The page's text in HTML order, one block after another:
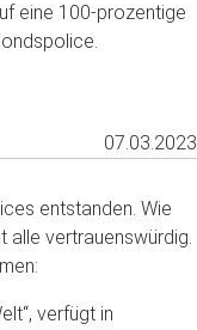
eine 100-prozentige
07.03.2023
entstanden. Wie
alle vertrauenswürdig.
verfügt in